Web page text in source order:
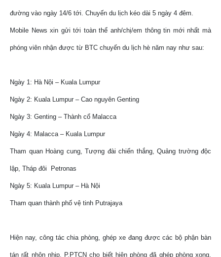
đường vào ngày 14/6 tới. Chuyến du lịch kéo dài 5 ngày 4 đêm.
Mobile News xin gửi tới toàn thể anh/chị/em thông tin mới nhất mà
phóng viên nhận được từ BTC chuyến du lịch hè năm nay như sau:
Ngày 1: Hà Nội – Kuala Lumpur
Ngày 2: Kuala Lumpur – Cao nguyên Genting
Ngày 3: Genting – Thành cổ Malacca
Ngày 4: Malacca – Kuala Lumpur
Tham quan Hoàng cung, Tượng đài chiến thắng, Quảng trường độc
lập, Tháp đôi Petronas
Ngày 5: Kuala Lumpur – Hà Nội
Tham quan thành phố vệ tinh Putrajaya
Hiện nay, công tác chia phòng, ghép xe đang được các bộ phận bàn
tán rất nhộn nhịp. P.PTCN cho biết hiện phòng đã ghép phòng xong,